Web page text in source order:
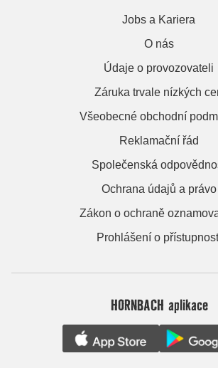
Jobs a Kariera
O nás
Údaje o provozovateli
Záruka trvale nízkých
Všeobecné obchodní
Reklamační řád
Společenská
Ochrana údajů a právo
Zákon o ochraně
Prohlášení o
HORNBACH aplikace